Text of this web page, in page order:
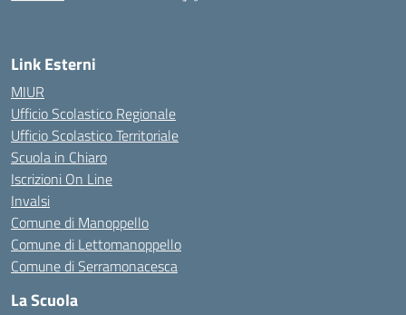
Link Esterni
MIUR
Ufficio Scolastico Regionale
Ufficio Scolastico Territoriale
Scuola in Chiaro
Iscrizioni On Line
Invalsi
Comune di Manoppello
Comune di Lettomanoppello
Comune di Serramonacesca
La Scuola